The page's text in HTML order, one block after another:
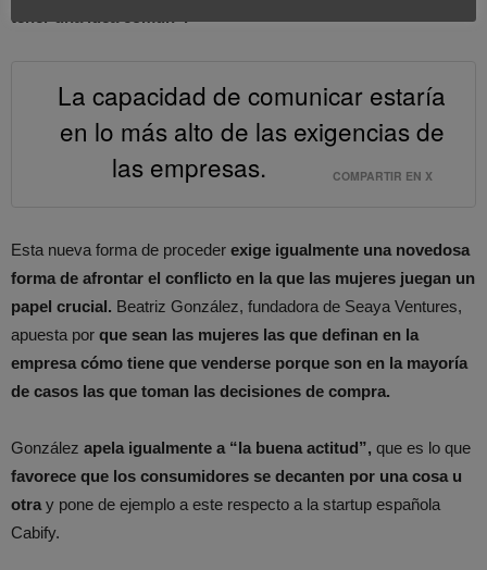
tener una idea común”.
La capacidad de comunicar estaría
en lo más alto de las exigencias de
las empresas.
COMPARTIR EN X
Esta nueva forma de proceder exige igualmente una novedosa
forma de afrontar el conflicto en la que las mujeres juegan un
papel crucial. Beatriz González, fundadora de Seaya Ventures,
apuesta por que sean las mujeres las que definan en la
empresa cómo tiene que venderse porque son en la mayoría
de casos las que toman las decisiones de compra.
González apela igualmente a “la buena actitud”, que es lo que
favorece que los consumidores se decanten por una cosa u
otra y pone de ejemplo a este respecto a la startup española
Cabify.